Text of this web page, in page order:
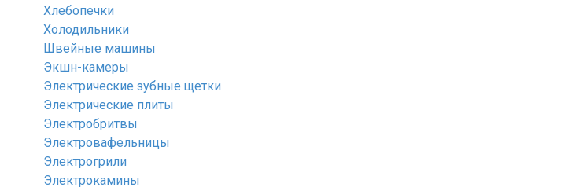
Хлебопечки
Холодильники
Швейные машины
Экшн-камеры
Электрические зубные щетки
Электрические плиты
Электробритвы
Электровафельницы
Электрогрили
Электрокамины